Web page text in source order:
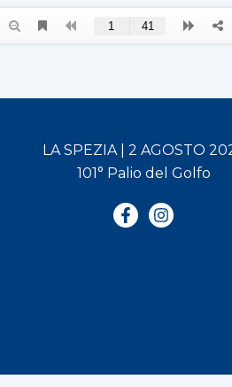
LA SPEZIA | 2 AGOSTO
101° Palio del Golfo